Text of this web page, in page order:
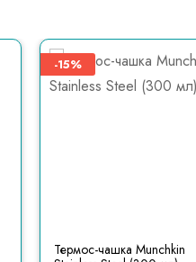
-15%
Термос-чашка Munchkin